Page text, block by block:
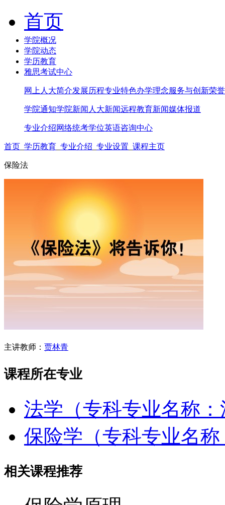
首页
学院概况
学院动态
学历教育
雅思考试中心
网上人大简介发展历程专业特色办学理念服务与创新荣
学院通知学院新闻 人大新闻远程教育新闻媒体报道
专业介绍网络统考学位英语咨询中心
首页 学历教育 专业介绍 专业设置 课程主页
保险法
主讲教师： 贾林青
课程所在专业
法学（专科专业名称
保险学（专科专业名
相关课程推荐